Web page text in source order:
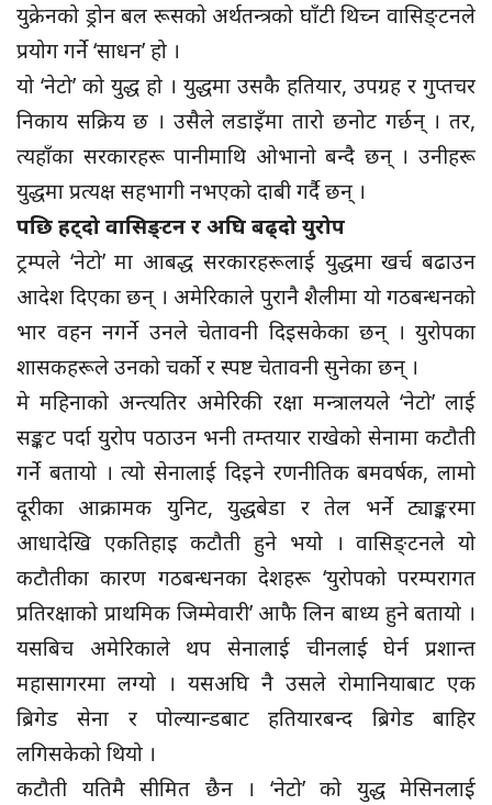
युक्रेनको ड्रोन बल रूसको अर्थतन्त्रको घाँटी थिच्न वासिङ्टनले
प्रयोग गर्ने ‘साधन’ हो ।
यो ‘नेटो’ को युद्ध हो । युद्धमा उसकै हतियार, उपग्रह र गुप्तचर
निकाय सक्रिय छ । उसैले लडाइँमा तारो छनोट गर्छन् । तर,
त्यहाँका सरकारहरू पानीमाथि ओभानो बन्दै छन् । उनीहरू
युद्धमा प्रत्यक्ष सहभागी नभएको दाबी गर्दै छन् ।
पछि हट्दो वासिङ्टन र अघि बढ्दो युरोप
ट्रम्पले ‘नेटो’ मा आबद्ध सरकारहरूलाई युद्धमा खर्च बढाउन
आदेश दिएका छन् । अमेरिकाले पुरानै शैलीमा यो गठबन्धनको
भार वहन नगर्ने उनले चेतावनी दिइसकेका छन् । युरोपका
शासकहरूले उनको चर्को र स्पष्ट चेतावनी सुनेका छन् ।
मे महिनाको अन्त्यतिर अमेरिकी रक्षा मन्त्रालयले ‘नेटो’ लाई
सङ्कट पर्दा युरोप पठाउन भनी तम्तयार राखेको सेनामा कटौती
गर्ने बतायो । त्यो सेनालाई दिइने रणनीतिक बमवर्षक, लामो
दूरीका आक्रामक युनिट, युद्धबेडा र तेल भर्ने ट्याङ्करमा
आधादेखि एकतिहाइ कटौती हुने भयो । वासिङ्टनले यो
कटौतीका कारण गठबन्धनका देशहरू ‘युरोपको परम्परागत
प्रतिरक्षाको प्राथमिक जिम्मेवारी’ आफै लिन बाध्य हुने बतायो ।
यसबिच अमेरिकाले थप सेनालाई चीनलाई घेर्न प्रशान्त
महासागरमा लग्यो । यसअघि नै उसले रोमानियाबाट एक
ब्रिगेड सेना र पोल्यान्डबाट हतियारबन्द ब्रिगेड बाहिर
लगिसकेको थियो ।
कटौती यतिमै सीमित छैन । ‘नेटो’ को युद्ध मेसिनलाई